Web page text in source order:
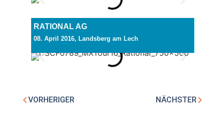
RATIONAL AG
08. April 2016, Landsberg am Lech
VORHERIGER NÄCHSTER